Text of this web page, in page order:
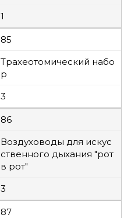
1
85
Трахеотомический набо
р
3
86
Воздуховоды для искус
ственного дыхания "рот
в рот"
3
87